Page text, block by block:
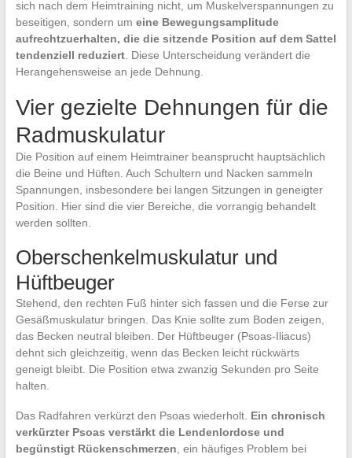
sich nach dem Heimtraining nicht, um Muskelverspannungen zu
beseitigen, sondern um eine Bewegungsamplitude
aufrechtzuerhalten, die die sitzende Position auf dem Sattel
tendenziell reduziert. Diese Unterscheidung verändert die
Herangehensweise an jede Dehnung.
Vier gezielte Dehnungen für die
Radmuskulatur
Die Position auf einem Heimtrainer beansprucht hauptsächlich
die Beine und Hüften. Auch Schultern und Nacken sammeln
Spannungen, insbesondere bei langen Sitzungen in geneigter
Position. Hier sind die vier Bereiche, die vorrangig behandelt
werden sollten.
Oberschenkelmuskulatur und
Hüftbeuger
Stehend, den rechten Fuß hinter sich fassen und die Ferse zur
Gesäßmuskulatur bringen. Das Knie sollte zum Boden zeigen,
das Becken neutral bleiben. Der Hüftbeuger (Psoas-Iliacus)
dehnt sich gleichzeitig, wenn das Becken leicht rückwärts
geneigt bleibt. Die Position etwa zwanzig Sekunden pro Seite
halten.
Das Radfahren verkürzt den Psoas wiederholt. Ein chronisch
verkürzter Psoas verstärkt die Lendenlordose und
begünstigt Rückenschmerzen , ein häufiges Problem bei